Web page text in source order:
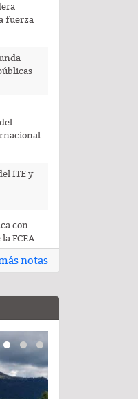
fuerza
ITE y
con
FCEA
su
de
a
tu
notas